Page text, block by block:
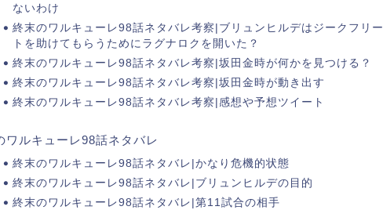
ないわけ
終末のワルキューレ98話ネタバレ考察|ブリュンヒルデはジークフリー
トを助けてもらうためにラグナロクを開いた？
終末のワルキューレ98話ネタバレ考察|坂田金時が何かを見つける？
終末のワルキューレ98話ネタバレ考察|坂田金時が動き出す
終末のワルキューレ98話ネタバレ考察|感想や予想ツイート
ワルキューレ98話ネタバレ
終末のワルキューレ98話ネタバレ|かなり危機的状態
終末のワルキューレ98話ネタバレ|ブリュンヒルデの目的
終末のワルキューレ98話ネタバレ|第11試合の相手